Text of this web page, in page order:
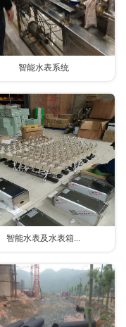
智能水表系统
智能水表及水表箱...